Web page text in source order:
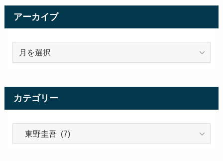
アーカイブ
イ
ブ
カテゴリー